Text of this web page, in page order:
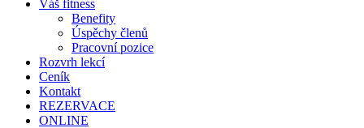
Váš fitness
Benefity
Úspěchy členů
Pracovní pozice
Rozvrh lekcí
Ceník
Kontakt
REZERVACE
ONLINE